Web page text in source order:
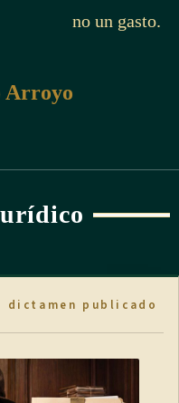
no un gasto.
Arroyo
dictamen publicado